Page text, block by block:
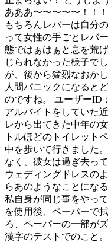
あああ〜〜〜〜〜！！
もちろんレバーは自分
って女性の手ごとレバ
態ではぁはぁと息を荒
じられなかった様子で
が、後から猛烈なおか
人間パニックになると
のですね。 ユーザーID
アルバイトをしていた
レから出てきた中年の
トルほどのトイレット
中を歩いて行きました
なく、彼女は過ぎ去っ
ウェディングドレスの
らあのようなことにな
私自身が同じ事をやっ
を使用後、ペーパーで
ろ、ペーパーの一部が
漢字のテストでのこと